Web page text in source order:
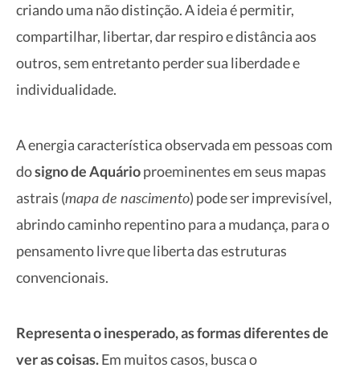
criando uma não distinção. A ideia é permitir,
compartilhar, libertar, dar respiro e distância aos
outros, sem entretanto perder sua liberdade e
individualidade.
A energia característica observada em pessoas com
dosigno de Aquárioproeminentes em seus mapas
astrais (mapa de nascimento) pode ser imprevisível,
abrindo caminho repentino para a mudança, para o
pensamento livre que liberta das estruturas
convencionais.
Representa o inesperado, as formas diferentes de
ver as coisas.Em muitos casos, busca o